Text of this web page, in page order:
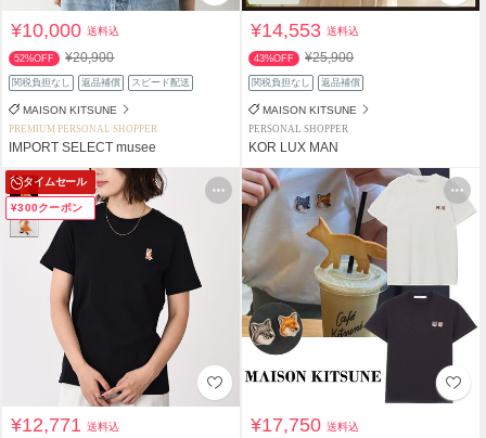
¥10,000送料込
52%OFF ¥20,900
関税負担なし 返品補償 スピード配送
MAISON KITSUNE
PREMIUM PERSONAL SHOPPER
IMPORT SELECT musee
¥14,553送料込
43%OFF ¥25,900
関税負担なし 返品補償
MAISON KITSUNE
PERSONAL SHOPPER
KOR LUX MAN
タイムセール
¥300クーポン
¥12,771送料込 ¥17,750送料込